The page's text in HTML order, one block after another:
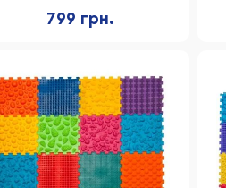
799 грн.